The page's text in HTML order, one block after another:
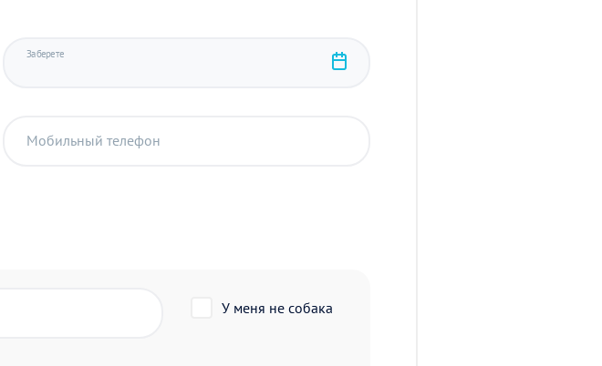
Заберете
Мобильный телефон
У меня не собака